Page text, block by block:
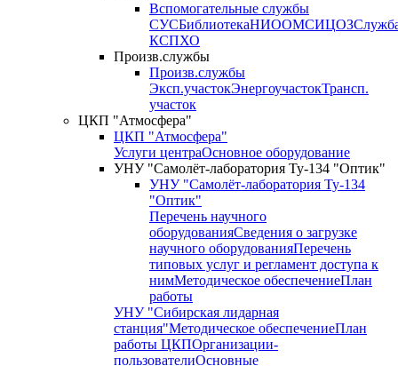
Вспомогательные службы
СУСБиблиотекаНИООМСИЦОЗ
КСПХО
Произв.службы
Произв.службы
Эксп.участокЭнергоучастокТрансп.
участок
ЦКП "Атмосфера"
ЦКП "Атмосфера"
Услуги центраОсновное оборудование
УНУ "Самолёт-лаборатория Ту-134 "Оптик"
УНУ "Самолёт-лаборатория Ту-134
"Оптик"
Перечень научного
оборудованияСведения о загрузке
научного оборудованияПеречень
типовых услуг и регламент доступа к
нимМетодическое обеспечениеПлан
работы
УНУ "Сибирская лидарная
станция"Методическое обеспечениеПлан
работы ЦКПОрганизации-
пользователиОсновные